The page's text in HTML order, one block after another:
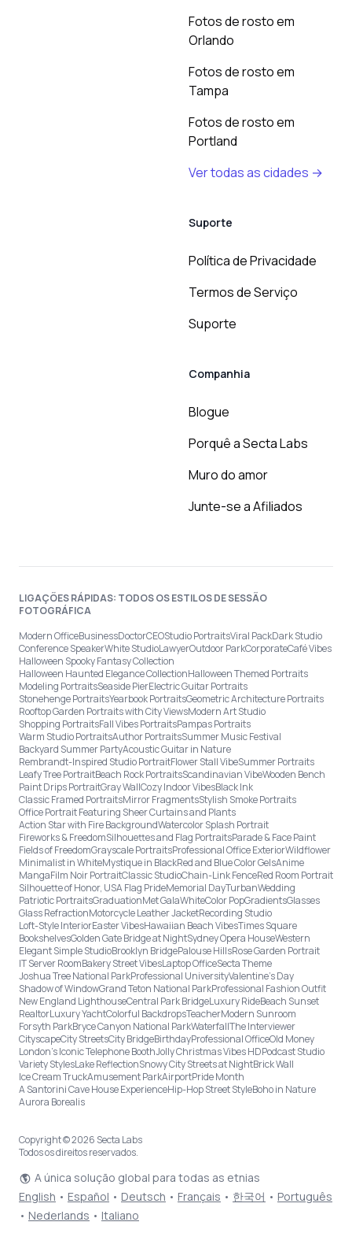
Fotos de rosto em
Orlando
Fotos de rosto em
Tampa
Fotos de rosto em
Portland
Ver todas as cidades →
Suporte
Política de Privacidade
Termos de Serviço
Suporte
Companhia
Blogue
Porquê a Secta Labs
Muro do amor
Junte-se a Afiliados
LIGAÇÕES RÁPIDAS: TODOS OS ESTILOS DE SESSÃO
FOTOGRÁFICA
Modern OfficeBusinessDoctorCEOStudio PortraitsViral PackDark Studio
Conference SpeakerWhite StudioLawyerOutdoor ParkCorporateCafé Vibes
Halloween Spooky Fantasy Collection
Halloween Haunted Elegance CollectionHalloween Themed Portraits
Modeling PortraitsSeaside PierElectric Guitar Portraits
Stonehenge PortraitsYearbook PortraitsGeometric Architecture Portraits
Rooftop Garden Portraits with City ViewsModern Art Studio
Shopping PortraitsFall Vibes PortraitsPampas Portraits
Warm Studio PortraitsAuthor PortraitsSummer Music Festival
Backyard Summer PartyAcoustic Guitar in Nature
Rembrandt-Inspired Studio PortraitFlower Stall VibeSummer Portraits
Leafy Tree PortraitBeach Rock PortraitsScandinavian VibeWooden Bench
Paint Drips PortraitGray WallCozy Indoor VibesBlack Ink
Classic Framed PortraitsMirror FragmentsStylish Smoke Portraits
Office Portrait Featuring Sheer Curtains and Plants
Action Star with Fire BackgroundWatercolor Splash Portrait
Fireworks & FreedomSilhouettes and Flag PortraitsParade & Face Paint
Fields of FreedomGrayscale PortraitsProfessional Office ExteriorWildflower
Minimalist in WhiteMystique in BlackRed and Blue Color GelsAnime
MangaFilm Noir PortraitClassic StudioChain-Link FenceRed Room Portrait
Silhouette of Honor, USA Flag PrideMemorial DayTurbanWedding
Patriotic PortraitsGraduationMet GalaWhiteColor PopGradientsGlasses
Glass RefractionMotorcycle Leather JacketRecording Studio
Loft-Style InteriorEaster VibesHawaiian Beach VibesTimes Square
BookshelvesGolden Gate Bridge at NightSydney Opera HouseWestern
Elegant Simple StudioBrooklyn BridgePalouse HillsRose Garden Portrait
IT Server RoomBakery Street VibesLaptop OfficeSecta Theme
Joshua Tree National ParkProfessional UniversityValentine's Day
Shadow of WindowGrand Teton National ParkProfessional Fashion Outfit
New England LighthouseCentral Park BridgeLuxury RideBeach Sunset
RealtorLuxury YachtColorful BackdropsTeacherModern Sunroom
Forsyth ParkBryce Canyon National ParkWaterfallThe Interviewer
CityscapeCity StreetsCity BridgeBirthdayProfessional OfficeOld Money
London’s Iconic Telephone BoothJolly Christmas Vibes HDPodcast Studio
Variety StylesLake ReflectionSnowy City Streets at NightBrick Wall
Ice Cream TruckAmusement ParkAirportPride Month
A Santorini Cave House ExperienceHip-Hop Street StyleBoho in Nature
Aurora Borealis
Copyright © 2026 Secta Labs
Todos os direitos reservados.
A única solução global para todas as etnias
English • Español • Deutsch • Français • 한국어 • Português
• Nederlands • Italiano